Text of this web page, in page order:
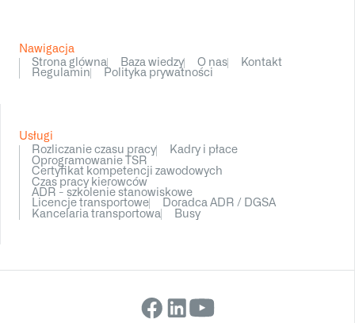
Nawigacja
Strona glówna
Baza wiedzy O nas
Kontakt
Regulamin
Polityka prywatności
Usługi
Rozliczanie czasu pracy
Kadry i płace
Oprogramowanie TSR
Certyfikat kompetencji zawodowych
Czas pracy kierowców
ADR - szkolenie stanowiskowe
Licencje transportowe
Doradca ADR / DGSA
Kancelaria transportowa
Busy